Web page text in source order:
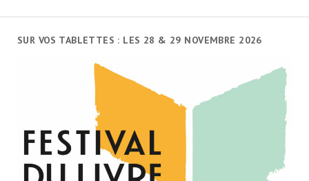
SUR VOS TABLETTES : LES 28 & 29 NOVEMBRE 2026